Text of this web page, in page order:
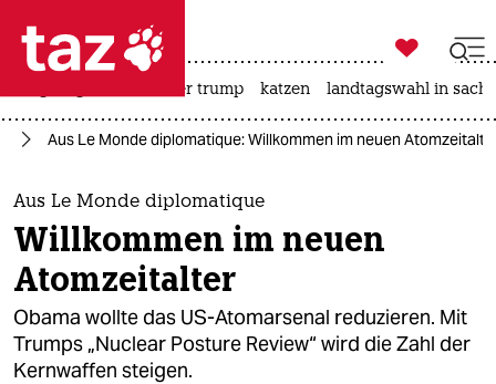
 taz zahl ich
taz zahl ich
themen
politik
öko
gesellschaft

taz zahl ich
usa unter trump katzen landtagswahl in
Aus Le Monde diplomatique: Willkommen im neuen
Aus Le Monde diplomatique
Willkommen im neuen
Atomzeitalter
Obama wollte das US-Atomarsenal reduzieren. Mit
Trumps „Nuclear Posture Review“ wird die Zahl der
Kernwaffen steigen.